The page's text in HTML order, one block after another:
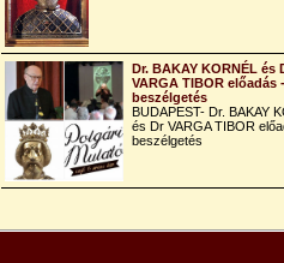
Dr. BAKAY KORNÉL és
VARGA TIBOR előadás -
beszélgetés
BUDAPEST- Dr. BAKAY
és Dr VARGA TIBOR
beszélgetés